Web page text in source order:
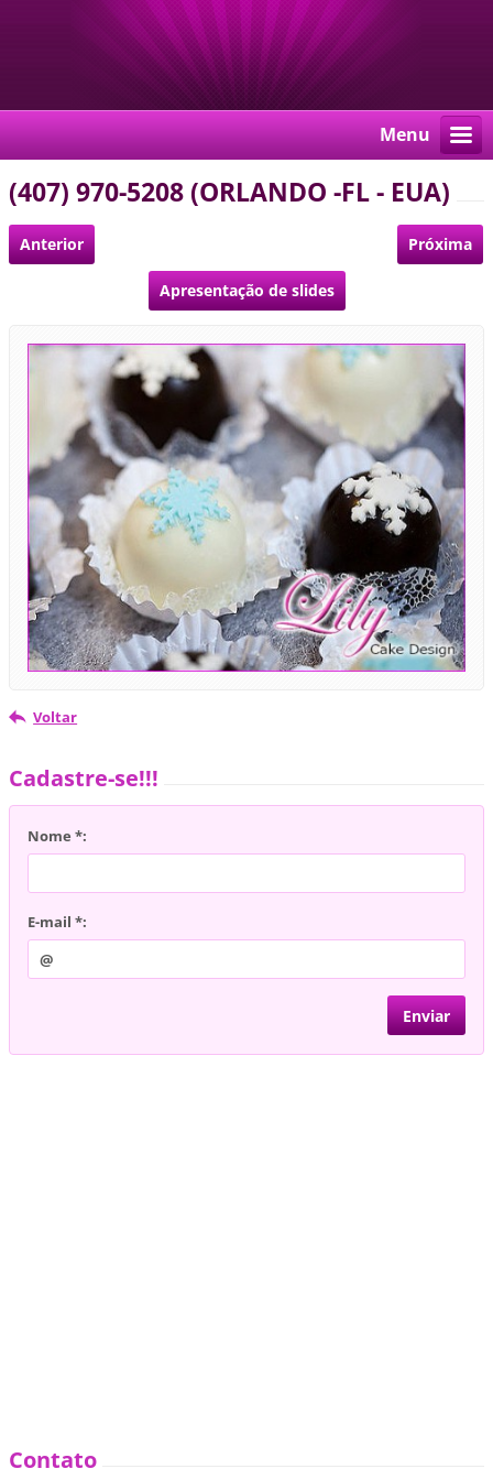
Menu
(407) 970-5208 (ORLANDO -FL - EUA)
Anterior Próxima
Apresentação de slides
Voltar
Cadastre-se!!!
Nome *:
E-mail *:
Contato